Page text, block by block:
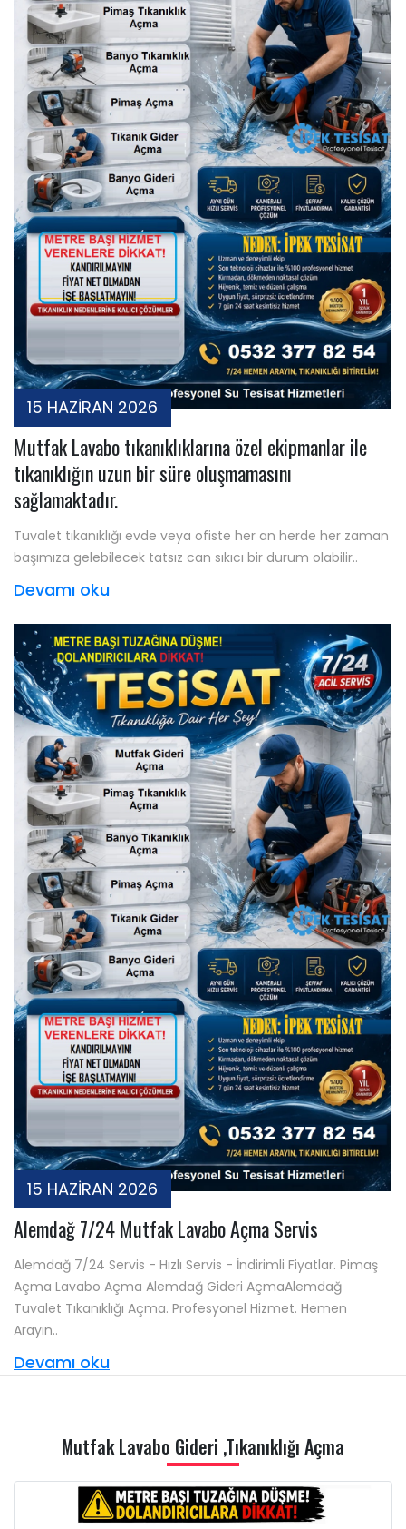
15 HAZİRAN 2026
Mutfak Lavabo tıkanıklıklarına özel ekipmanlar ile
tıkanıklığın uzun bir süre oluşmamasını
sağlamaktadır.
Tuvalet tıkanıklığı evde veya ofiste her an herde her zaman
başımıza gelebilecek tatsız can sıkıcı bir durum olabilir..
Devamı oku
15 HAZİRAN 2026
Alemdağ 7/24 Mutfak Lavabo Açma Servis
Alemdağ 7/24 Servis - Hızlı Servis - İndirimli Fiyatlar. Pimaş
Açma Lavabo Açma Alemdağ Gideri AçmaAlemdağ
Tuvalet Tıkanıklığı Açma. Profesyonel Hizmet. Hemen
Arayın..
Devamı oku
Mutfak Lavabo Gideri ,Tıkanıklığı Açma